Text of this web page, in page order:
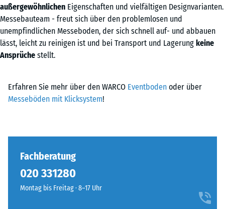
außergewöhnlichen Eigenschaften und vielfältigen Designvarianten.
Messebauteam - freut sich über den problemlosen und
unempfindlichen Messeboden, der sich schnell auf- und abbauen
lässt, leicht zu reinigen ist und bei Transport und Lagerung keine
Ansprüche stellt.
Erfahren Sie mehr über den WARCO Eventboden oder über
Messeböden mit Klicksystem!
Fachberatung
020 331280
Montag bis Freitag · 8–17 Uhr